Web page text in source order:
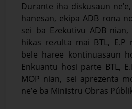
Durante iha diskusaun
hanesan, ekipa ADB rona
sei ba Ezekutivu ADB
hikas rezulta mai BTL, E.P
bele haree kontinuasaun
Enkuantu hosi parte BTL,
MOP nian, sei aprezenta
ne’e ba Ministru Obras